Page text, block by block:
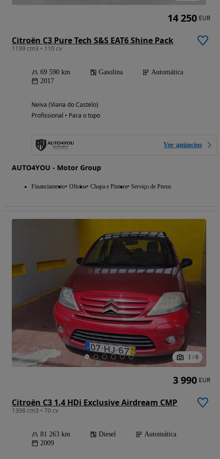
Citroën C3 Pure Tech S&S EAT6 Shine Pack
1199 cm3 • 110 cv
69 590 km Gasolina
Automática
2017
Neiva (Viana do Castelo)
Profissional • Para o topo
Ver anúncios
AUTO4YOU - Motor Group
Financiamento Oficina Chapa e Pintura Serviço de Pneus
14 250 EUR
1 / 6
Citroën C3 1.4 HDi Exclusive Airdream CMP
1398 cm3 • 70 cv
81 263 km Diesel
Automática
2009
3 990 EUR